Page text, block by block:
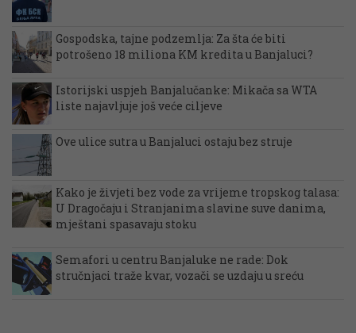
Gospodska, tajne podzemlja: Za šta će biti
potrošeno 18 miliona KM kredita u Banjaluci?
Istorijski uspjeh Banjalučanke: Mikača sa WTA
liste najavljuje još veće ciljeve
Ove ulice sutra u Banjaluci ostaju bez struje
Kako je živjeti bez vode za vrijeme tropskog talasa:
U Dragočaju i Stranjanima slavine suve danima,
mještani spasavaju stoku
Semafori u centru Banjaluke ne rade: Dok
stručnjaci traže kvar, vozači se uzdaju u sreću